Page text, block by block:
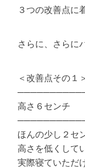
３つの改善点に
さらに、さらに
＜改善点その１＞
高さ６センチ
ほんの少し２セ
高さを低くして
実際寝ていただ